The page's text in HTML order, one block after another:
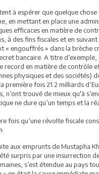
à espérer que quelque
en mettant en place une
efficaces en matière de
à des fins fiscales et en suivant
« engouffrés » dans la brèche
bancaire. A titre d’exemple,
record en matière de contrôle
physiques et des sociétés)
première fois 21.2 milliards
n’ont trouvé de mieux qu'à
ne dure qu’un temps et la
fois qu’une révolte fiscale
aux emprunts de Mustapha
surpris par une insurrection
s’est étendue au pays